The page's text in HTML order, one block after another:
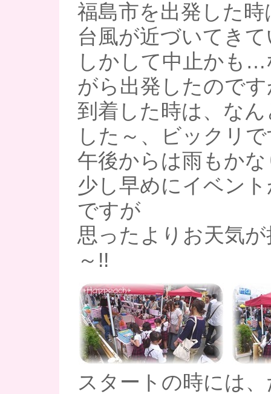
福島市を出発した
台風が近づいてき
しかして中止かも
がら出発したので
到着した時は、な
した～、ビックリ
午後からは雨もか
少し早めにイベン
ですが
思ったよりお天気
～!!
スタートの時には